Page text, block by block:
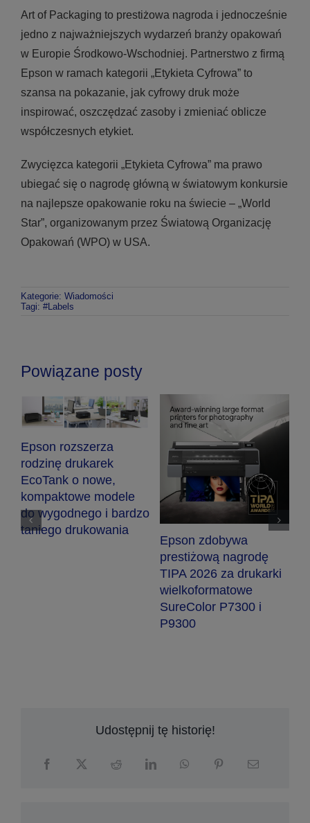
Art of Packaging to prestiżowa nagroda i jednocześnie
jedno z najważniejszych wydarzeń branży opakowań
w Europie Środkowo-Wschodniej. Partnerstwo z firmą
Epson w ramach kategorii „Etykieta Cyfrowa” to
szansa na pokazanie, jak cyfrowy druk może
inspirować, oszczędzać zasoby i zmieniać oblicze
współczesnych etykiet.
Zwycięzca kategorii „Etykieta Cyfrowa” ma prawo
ubiegać się o nagrodę główną w światowym konkursie
na najlepsze opakowanie roku na świecie – „World
Star”, organizowanym przez Światową Organizację
Opakowań (WPO) w USA.
Kategorie: Wiadomości
Tagi: #Labels
Powiązane posty
Epson rozszerza
rodzinę drukarek
EcoTank o nowe,
kompaktowe modele
do wygodnego i bardzo
taniego drukowania
Epson zdobywa
prestiżową nagrodę
TIPA 2026 za drukarki
wielkoformatowe
SureColor P7300 i
P9300
Udostępnij tę historię!